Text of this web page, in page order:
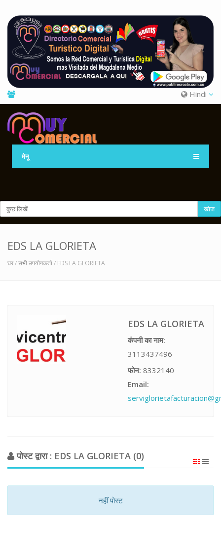
Hindi
मेनू
खोज
EDS LA GLORIETA
घर/सभी उपयोगकर्ता/ EDS LA GLORIETA
EDS LA GLORIETA
कंपनी का नाम:
3113437496
फोन: 8332140
Email:
पोस्ट द्वारा : EDS LA GLORIETA (0)
नहीं पोस्ट